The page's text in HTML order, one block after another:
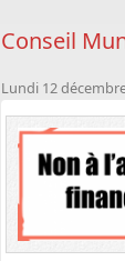
Conseil
Lundi 12